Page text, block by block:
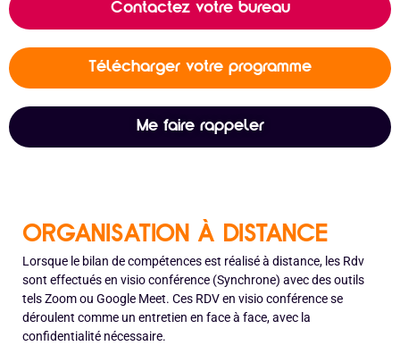
Contactez votre bureau
Télécharger votre programme
Me faire rappeler
ORGANISATION À DISTANCE
Lorsque le bilan de compétences est réalisé à distance, les Rdv
sont effectués en visio conférence (Synchrone) avec des outils
tels Zoom ou Google Meet. Ces RDV en visio conférence se
déroulent comme un entretien en face à face, avec la
confidentialité nécessaire.